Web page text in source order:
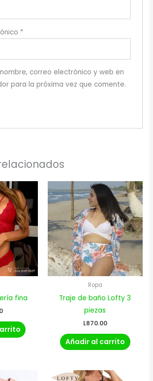
*
correo electrónico y web en
para la próxima vez que comente.
fina
Ropa
Traje de baño Lofty 3
piezas
L870.00
Añadir al carrito